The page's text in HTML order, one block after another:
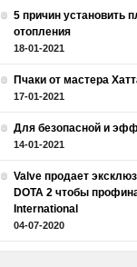
5 причин установить
отопления
18-01-2021
Пчаки от мастера
17-01-2021
Для безопасной и
14-01-2021
Valve продает
DOTA 2 чтобы
International
04-07-2020